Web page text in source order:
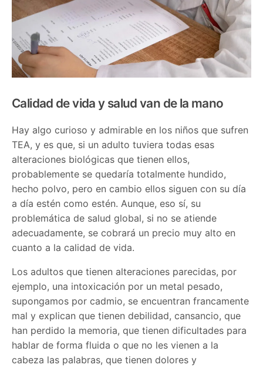
Calidad de vida y salud van de la mano
Hay algo curioso y admirable en los niños que sufren
TEA, y es que, si un adulto tuviera todas esas
alteraciones biológicas que tienen ellos,
probablemente se quedaría totalmente hundido,
hecho polvo, pero en cambio ellos siguen con su día
a día estén como estén. Aunque, eso sí, su
problemática de salud global, si no se atiende
adecuadamente, se cobrará un precio muy alto en
cuanto a la calidad de vida.
Los adultos que tienen alteraciones parecidas, por
ejemplo, una intoxicación por un metal pesado,
supongamos por cadmio, se encuentran francamente
mal y explican que tienen debilidad, cansancio, que
han perdido la memoria, que tienen dificultades para
hablar de forma fluida o que no les vienen a la
cabeza las palabras, que tienen dolores y